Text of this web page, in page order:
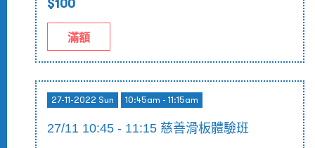
滿額
27-11-2022 Sun 10:45am - 11:15am
27/11 10:45 - 11:15 慈善滑板體驗班